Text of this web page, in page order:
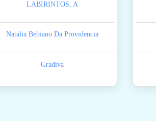
LABIRINTOS, A
Natalia Bebiano Da Providencia
Gradiva